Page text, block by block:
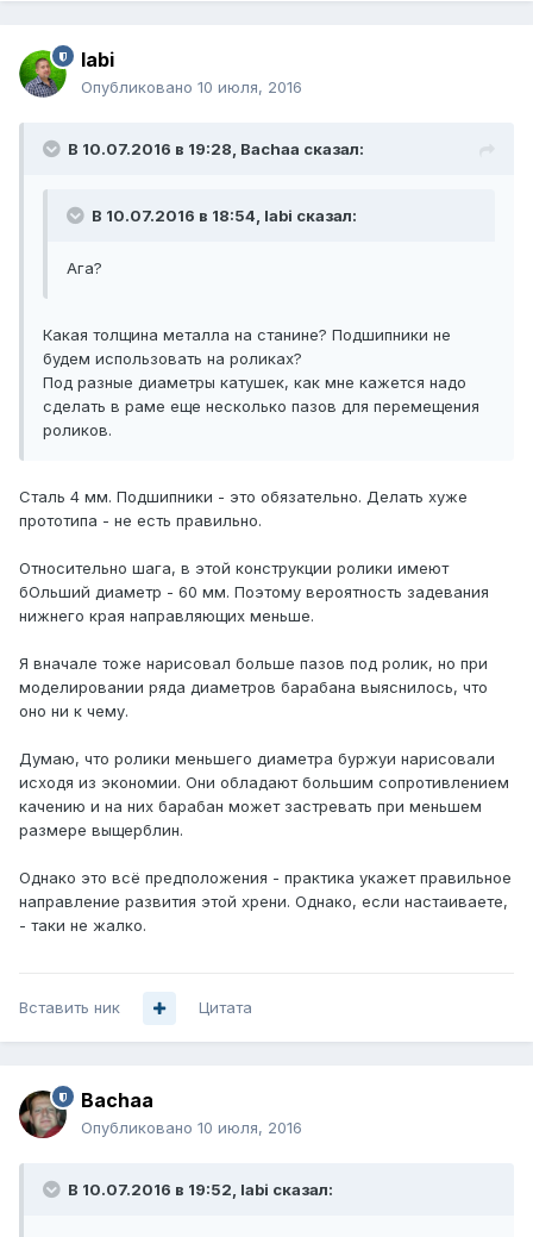
labi
Опубликовано 10 июля, 2016
В 10.07.2016 в 19:28, Bachaa сказал:
В 10.07.2016 в 18:54, labi сказал:
Ага?
Какая толщина металла на станине? Подшипники не
будем использовать на роликах?
Под разные диаметры катушек, как мне кажется надо
сделать в раме еще несколько пазов для перемещения
роликов.
Сталь 4 мм. Подшипники - это обязательно. Делать хуже
прототипа - не есть правильно.
Относительно шага, в этой конструкции ролики имеют
бОльший диаметр - 60 мм. Поэтому вероятность задевания
нижнего края направляющих меньше.
Я вначале тоже нарисовал больше пазов под ролик, но при
моделировании ряда диаметров барабана выяснилось, что
оно ни к чему.
Думаю, что ролики меньшего диаметра буржуи нарисовали
исходя из экономии. Они обладают большим сопротивлением
качению и на них барабан может застревать при меньшем
размере выщерблин.
Однако это всё предположения - практика укажет правильное
направление развития этой хрени. Однако, если настаиваете,
- таки не жалко.
Вставить ник Цитата
Bachaa
Опубликовано 10 июля, 2016
В 10.07.2016 в 19:52, labi сказал: